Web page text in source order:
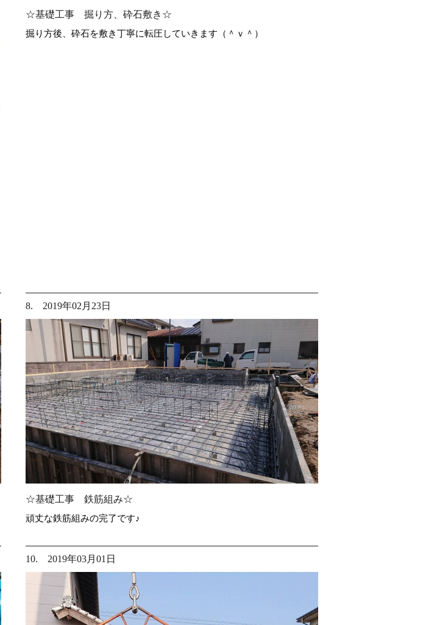
☆基礎工事 掘り方、砕石敷き☆
掘り方後、砕石を敷き丁寧に転圧していきます（＾ｖ＾）
8. 2019年02月23日
☆基礎工事 鉄筋組み☆
頑丈な鉄筋組みの完了です♪
10. 2019年03月01日